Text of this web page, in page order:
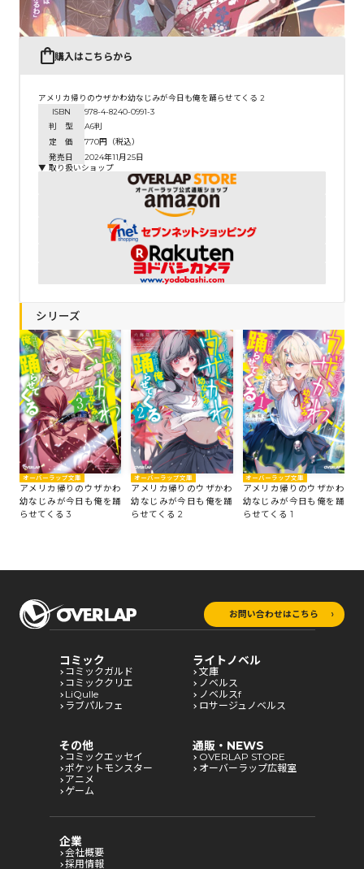
購入はこちらから
アメリカ帰りのウザかわ幼なじみが今日も俺を踊らせてくる 2
ISBN
978-4-8240-0991-3
判 型
A6判
定 価
770円（税込）
発売日
2024年11月25日
▼ 取り扱いショップ
シリーズ
オーバーラップ文庫
アメリカ帰りのウザかわ
幼なじみが今日も俺を踊
らせてくる 3
オーバーラップ文庫
アメリカ帰りのウザかわ
幼なじみが今日も俺を踊
らせてくる 2
オーバーラップ文庫
アメリカ帰りのウザかわ
幼なじみが今日も俺を踊
らせてくる 1
お問い合わせはこちら
コミック
コミックガルド
コミッククリエ
LiQulle
ラブパルフェ
ライトノベル
文庫
ノベルス
ノベルスf
ロサージュノベルス
その他
コミックエッセイ
ポケットモンスター
アニメ
ゲーム
通販・NEWS
OVERLAP STORE
オーバーラップ広報室
企業
会社概要
採用情報